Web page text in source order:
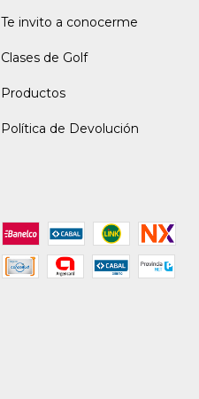
Te invito a conocerme
Clases de Golf
Productos
Política de Devolución